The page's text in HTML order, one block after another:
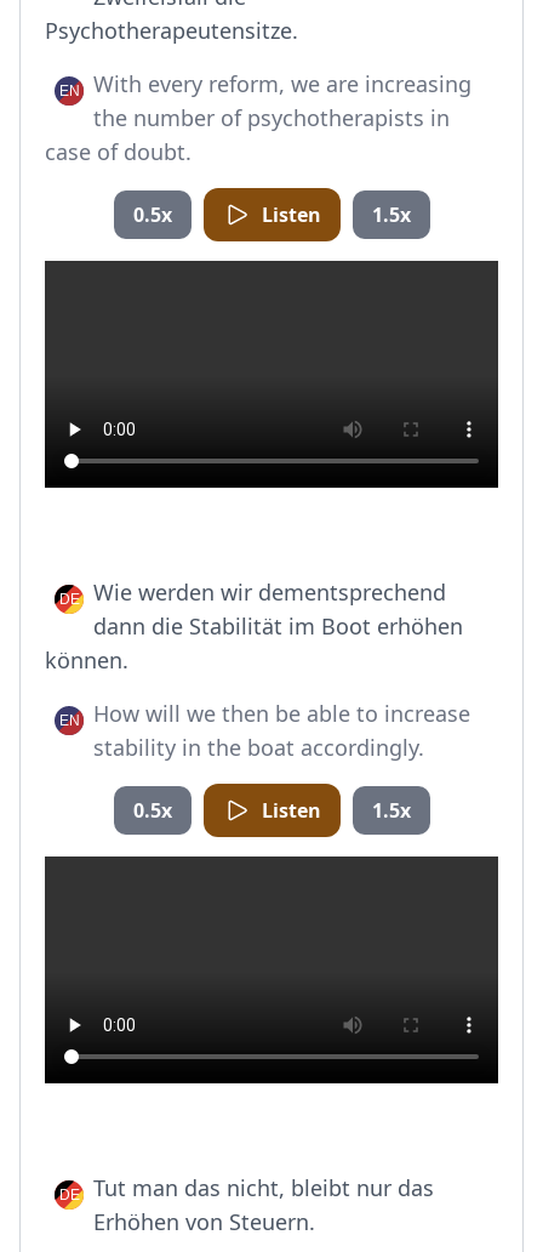
Psychotherapeutensitze.
With every reform, we are increasing
the number of psychotherapists in
case of doubt.
0.5x Listen 1.5x
Wie werden wir dementsprechend
dann die Stabilität im Boot erhöhen
können.
How will we then be able to increase
stability in the boat accordingly.
0.5x Listen 1.5x
Tut man das nicht, bleibt nur das
Erhöhen von Steuern.